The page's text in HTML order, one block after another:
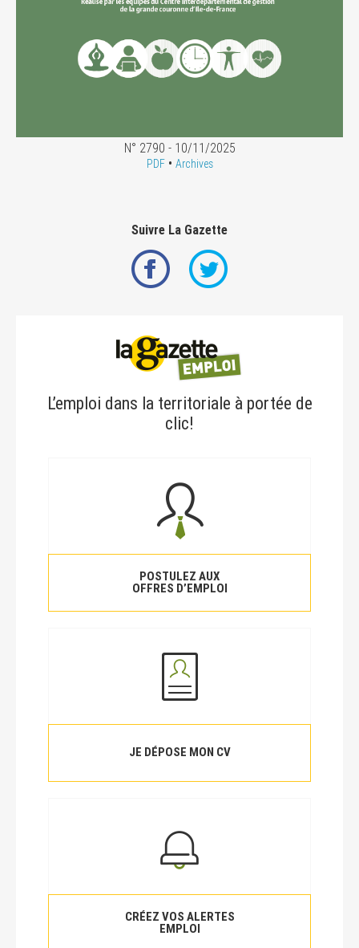
N° 2790 - 10/11/2025
PDF• Archives
Suivre La Gazette
L’emploi dans la territoriale à portée de
clic!
POSTULEZ AUX
OFFRES D’EMPLOI
JE DÉPOSE MON CV
CRÉEZ VOS ALERTES
EMPLOI